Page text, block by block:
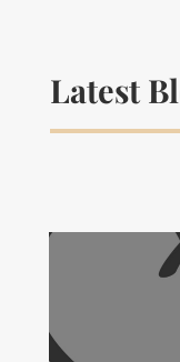
Latest